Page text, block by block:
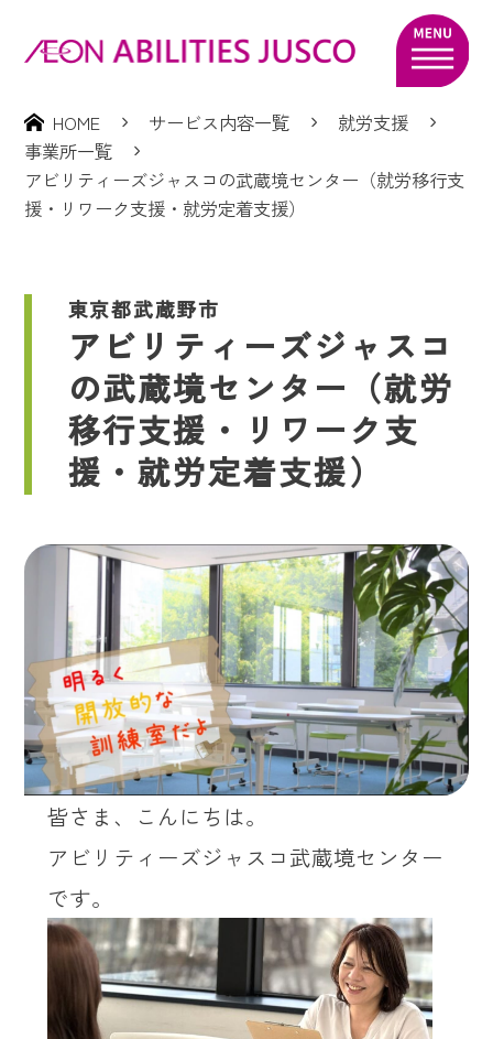
HOME サービス内容一覧
就労支援
事業所一覧
アビリティーズジャスコの武蔵境センター（就労移行支
援・リワーク支援・就労定着支援）
東京都武蔵野市
アビリティーズジャスコ
の武蔵境センター（就労
移行支援・リワーク支
援・就労定着支援）
皆さま、こんにちは。
アビリティーズジャスコ武蔵境センター
です。